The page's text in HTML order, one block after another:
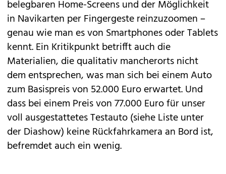
belegbaren Home-Screens und der Möglichkeit
in Navikarten per Fingergeste reinzuzoomen –
genau wie man es von Smartphones oder Tablets
kennt. Ein Kritikpunkt betrifft auch die
Materialien, die qualitativ mancherorts nicht
dem entsprechen, was man sich bei einem Auto
zum Basispreis von 52.000 Euro erwartet. Und
dass bei einem Preis von 77.000 Euro für unser
voll ausgestattetes Testauto (siehe Liste unter
der Diashow) keine Rückfahrkamera an Bord ist,
befremdet auch ein wenig.